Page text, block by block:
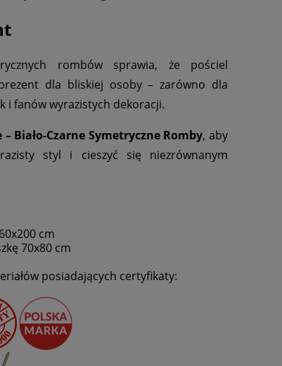
rombów sprawia, że pościel
dla bliskiej osoby – zarówno dla
i fanów wyrazistych dekoracji.
Biało-Czarne Symetryczne Romby, aby
styl i cieszyć się niezrównanym
cm
70x80 cm
posiadających certyfikaty: